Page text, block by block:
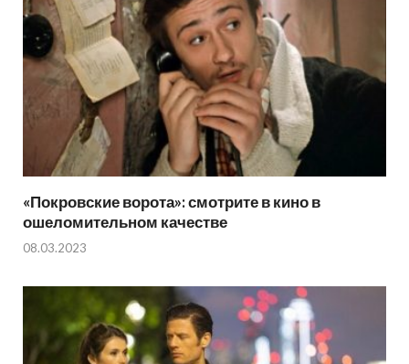
«Покровские ворота»: смотрите в кино в
ошеломительном качестве
08.03.2023